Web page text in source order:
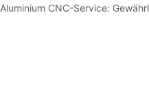
Aluminium CNC-Service: